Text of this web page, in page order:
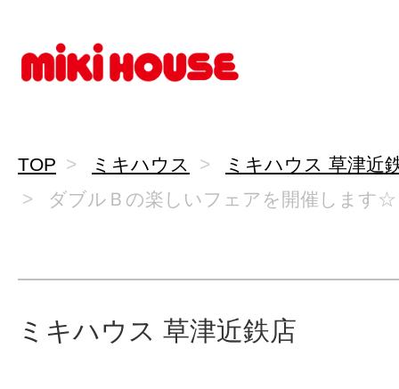
TOP ミキハウス
ミキハウス 草津近
ダブルＢの楽しいフェアを開催します☆
ミキハウス 草津近鉄店